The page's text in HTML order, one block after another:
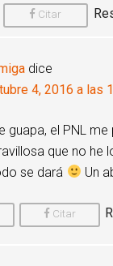
Citar
Comentario
dice
4, 2016 a las
guapa, el PNL me
que no he
se dará
Un
Citar
Comentario